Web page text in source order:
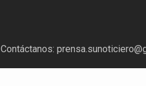
Contáctanos: